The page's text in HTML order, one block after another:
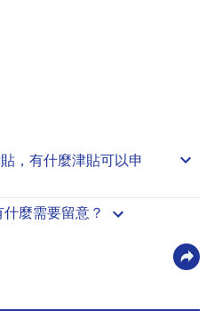
，有什麼津貼可以申
麼需要留意？